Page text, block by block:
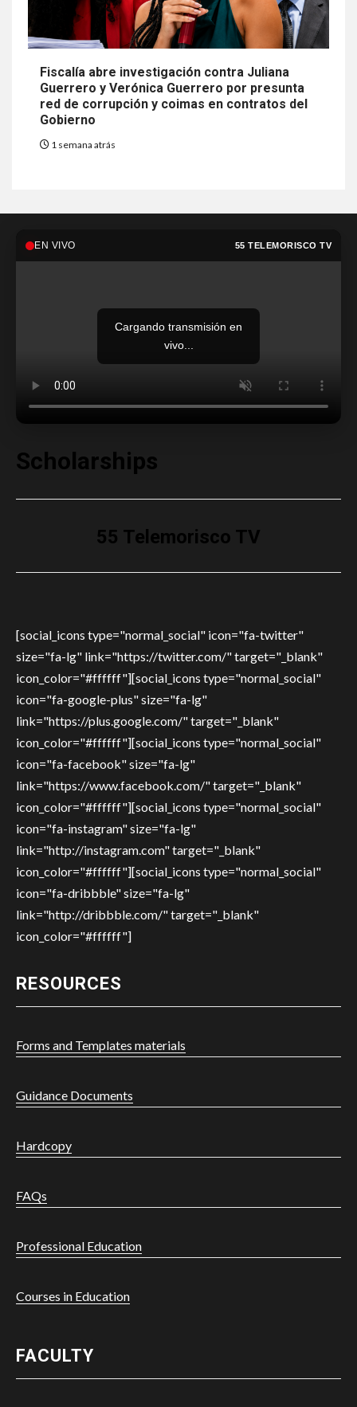
Fiscalía abre investigación contra Juliana
Guerrero y Verónica Guerrero por presunta
red de corrupción y coimas en contratos del
Gobierno
1 semana atrás
EN VIVO 55 TELEMORISCO TV
Cargando transmisión en
vivo...
Scholarships
55 Telemorisco TV
[social_icons type="normal_social" icon="fa-twitter"
size="fa-lg" link="https://twitter.com/" target="_blank"
icon_color="#ffffff"][social_icons type="normal_social"
icon="fa-google-plus" size="fa-lg"
link="https://plus.google.com/" target="_blank"
icon_color="#ffffff"][social_icons type="normal_social"
icon="fa-facebook" size="fa-lg"
link="https://www.facebook.com/" target="_blank"
icon_color="#ffffff"][social_icons type="normal_social"
icon="fa-instagram" size="fa-lg"
link="http://instagram.com" target="_blank"
icon_color="#ffffff"][social_icons type="normal_social"
icon="fa-dribbble" size="fa-lg"
link="http://dribbble.com/" target="_blank"
icon_color="#ffffff"]
RESOURCES
Forms and Templates materials
Guidance Documents
Hardcopy
FAQs
Professional Education
Courses in Education
FACULTY